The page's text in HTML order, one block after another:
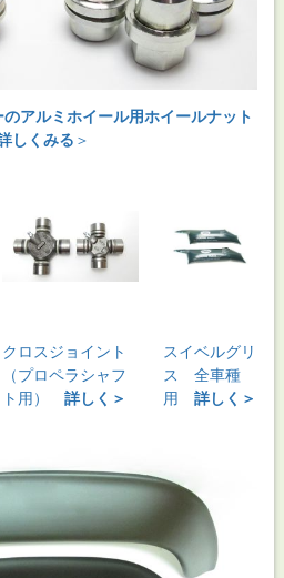
アルミホイール用ホイールナット
しくみる ＞
クロスジョイント
（プロペラシャフ
ト用） 詳しく＞
スイベルグリ
ス 全車種
用 詳しく＞